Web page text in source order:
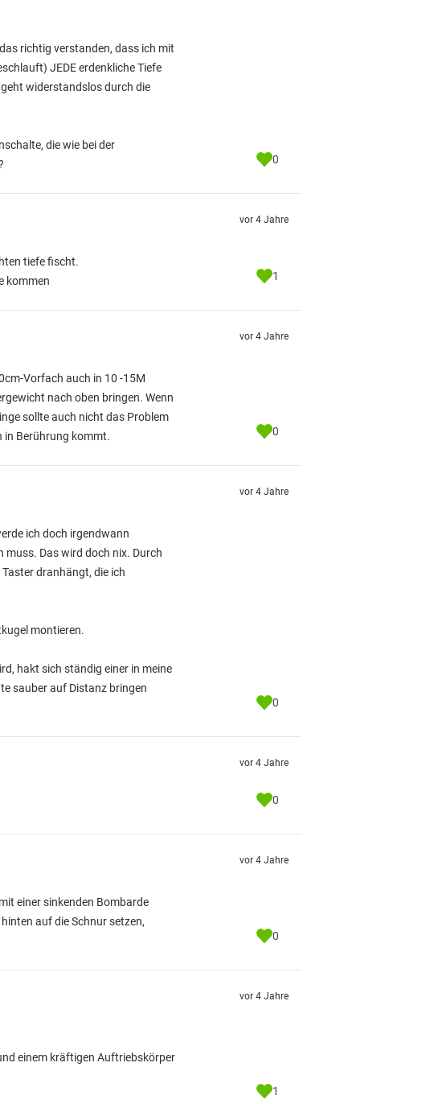
richtig verstanden, dass ich mit
JEDE erdenkliche Tiefe
widerstandslos durch die
die wie bei der
0
tiefe fischt.
kommen
vor 4 Jahre
1
Vorfach auch in 10 -15M
nach oben bringen. Wenn
sollte auch nicht das Problem
in Berührung kommt.
vor 4 Jahre
0
ich doch irgendwann
muss. Das wird doch nix. Durch
dranhängt, die ich
montieren.
hakt sich ständig einer in meine
sauber auf Distanz bringen
vor 4 Jahre
0
vor 4 Jahre
0
einer sinkenden Bombarde
auf die Schnur setzen,
vor 4 Jahre
0
einem kräftigen Auftriebskörper
vor 4 Jahre
1